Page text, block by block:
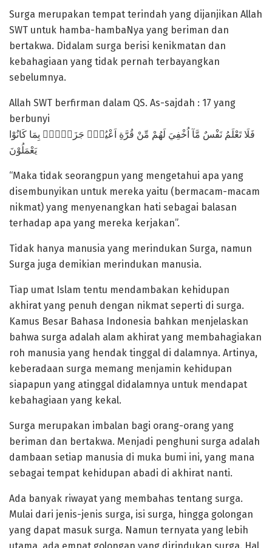
Surga merupakan tempat terindah yang dijanjikan Allah
SWT untuk hamba-hambaNya yang beriman dan
bertakwa. Didalam surga berisi kenikmatan dan
kebahagiaan yang tidak pernah terbayangkan
sebelumnya.
Allah SWT berfirman dalam QS. As-sajdah : 17 yang
berbunyi
يَعْمَلُوْنَ
“Maka tidak seorangpun yang mengetahui apa yang
disembunyikan untuk mereka yaitu (bermacam-macam
nikmat) yang menyenangkan hati sebagai balasan
terhadap apa yang mereka kerjakan”.
Tidak hanya manusia yang merindukan Surga, namun
Surga juga demikian merindukan manusia.
Tiap umat Islam tentu mendambakan kehidupan
akhirat yang penuh dengan nikmat seperti di surga.
Kamus Besar Bahasa Indonesia bahkan menjelaskan
bahwa surga adalah alam akhirat yang membahagiakan
roh manusia yang hendak tinggal di dalamnya. Artinya,
keberadaan surga memang menjamin kehidupan
siapapun yang atinggal didalamnya untuk mendapat
kebahagiaan yang kekal.
Surga merupakan imbalan bagi orang-orang yang
beriman dan bertakwa. Menjadi penghuni surga adalah
dambaan setiap manusia di muka bumi ini, yang mana
sebagai tempat kehidupan abadi di akhirat nanti.
Ada banyak riwayat yang membahas tentang surga.
Mulai dari jenis-jenis surga, isi surga, hingga golongan
yang dapat masuk surga. Namun ternyata yang lebih
utama, ada empat golongan yang dirindukan surga. Hal